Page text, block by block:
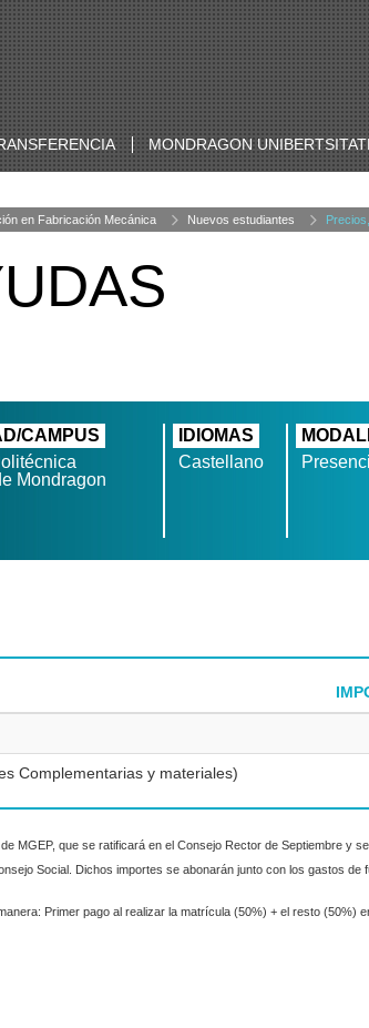
MONDRAGON
en Fabricación Mecánica Nuevos estudiantes
CAMPUS
Mondragon
IDIOMAS
Castellano
Complementarias y materiales)
MGEP, que se ratificará en el Consejo Rector de Septiembre y
Social. Dichos importes se abonarán junto con los gastos de
Primer pago al realizar la matrícula (50%) + el resto (50%)